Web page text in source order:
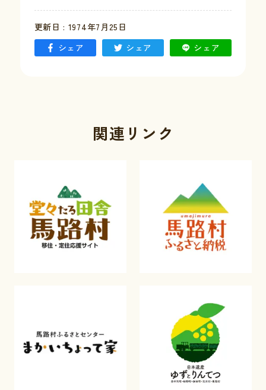
更新日 : 1974年7月25日
シェア
シェア シェア
関連リンク
例規集